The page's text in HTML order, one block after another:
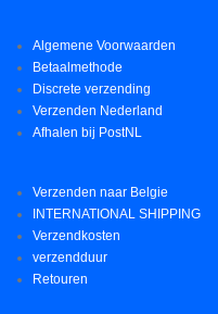
Algemene Voorwaarden
Betaalmethode
Discrete verzending
Verzenden Nederland
Afhalen bij PostNL
Verzenden naar Belgie
INTERNATIONAL SHIPPING
Verzendkosten
verzendduur
Retouren